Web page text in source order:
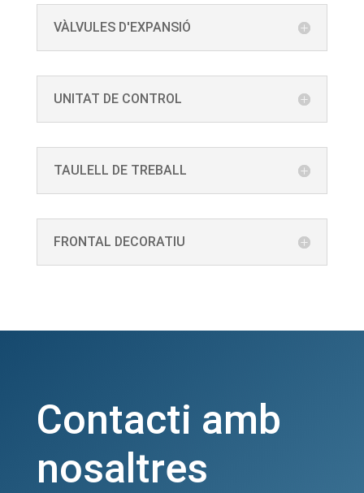
VÀLVULES D'EXPANSIÓ
UNITAT DE CONTROL
TAULELL DE TREBALL
FRONTAL DECORATIU
Contacti amb
nosaltres